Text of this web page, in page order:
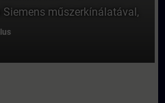
műszerkínálatával,